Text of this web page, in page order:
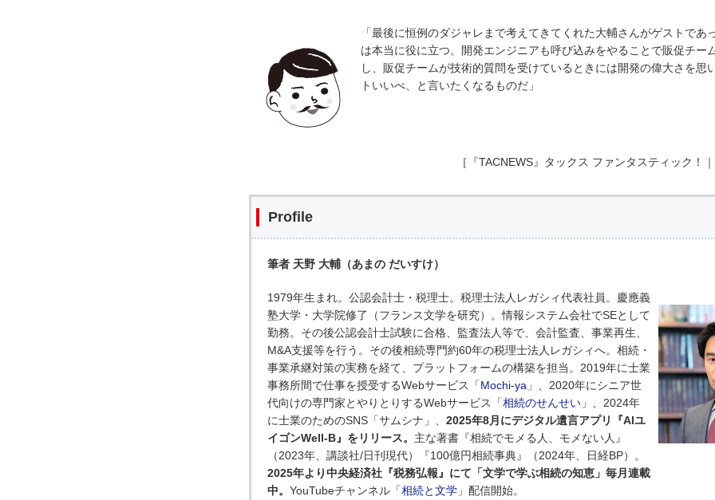
「最後に恒例のダジャレまで考えてきてくれた大輔さんがゲストであ
は本当に役に立つ。開発エンジニアも呼び込みをやることで販促チー
し、販促チームが技術的質問を受けているときには開発の偉大さを思
トいいべ、と言いたくなるものだ」
［『TACNEWS』タックス ファンタスティック！
Profile
筆者 天野 大輔（あまの だいすけ）
1979年生まれ。公認会計士・税理士。税理士法人レガシィ代表社員。慶應義
塾大学・大学院修了（フランス文学を研究）。情報システム会社でSEとして
勤務。その後公認会計士試験に合格、監査法人等で、会計監査、事業再生、
M&A支援等を行う。その後相続専門約60年の税理士法人レガシィへ。相続・
事業承継対策の実務を経て、プラットフォームの構築を担当。2019年に士業
事務所間で仕事を授受するWebサービス「Mochi-ya 」、2020年にシニア世
代向けの専門家とやりとりするWebサービス「相続のせんせい 」、2024年
に士業のためのSNS「サムシナ」、 2025年8月にデジタル遺言アプリ『AIユ
イゴンWell-B』をリリース。 主な著書『相続でモメる人、モメない人』
（2023年、講談社/日刊現代）『100億円相続事典』（2024年、日経BP）。
2025年より中央経済社『税務弘報』にて「文学で学ぶ相続の知恵」毎月連載
中。 YouTubeチャンネル「相続と文学 」配信開始。